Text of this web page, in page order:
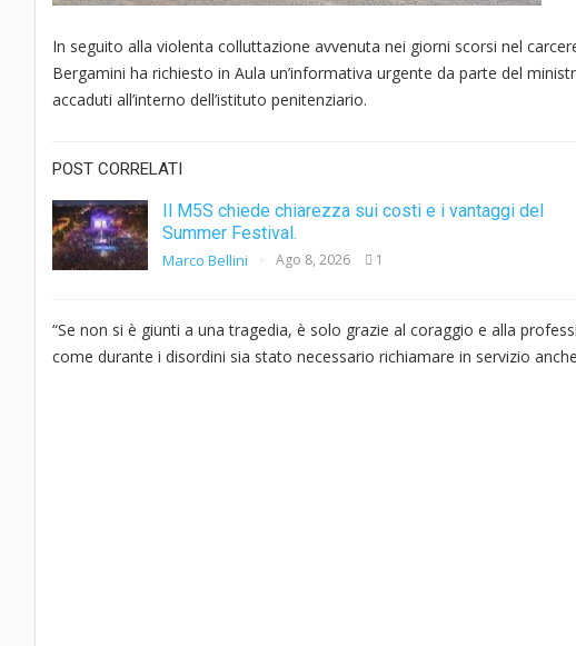
In seguito alla violenta colluttazione avvenuta nei giorni scorsi nel
Bergamini ha richiesto in Aula un’informativa urgente da parte del
accaduti all’interno dell’istituto penitenziario.
POST CORRELATI
Il M5S chiede chiarezza sui costi e i vantaggi del
Summer Festival.
Marco Bellini Ago 8, 2026 1
“Se non si è giunti a una tragedia, è solo grazie al coraggio e alla
come durante i disordini sia stato necessario richiamare in servizio